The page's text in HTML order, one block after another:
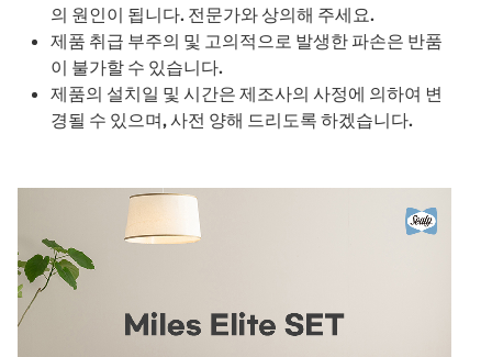
의 원인이 됩니다. 전문가와 상의해 주세요.
제품 취급 부주의 및 고의적으로 발생한 파손은 반품
이 불가할 수 있습니다.
제품의 설치일 및 시간은 제조사의 사정에 의하여 변
경될 수 있으며, 사전 양해 드리도록 하겠습니다.